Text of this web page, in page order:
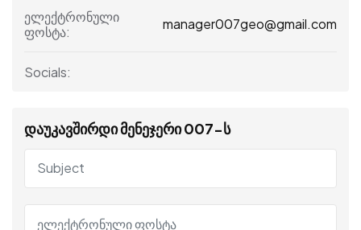
ელექტრონული
ფოსტა:
manager007geo@gmail.com
Socials:
დაუკავშირდი მენეჯერი 007-ს